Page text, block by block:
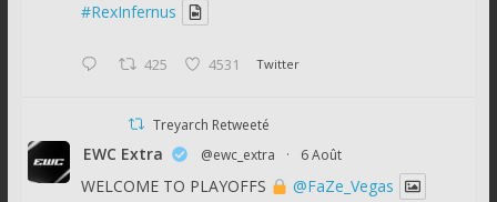
#RexInfernus
425 4531 Twitter
Treyarch Retweeté
EWC Extra @ewc_extra · 6 Août
WELCOME TO PLAYOFFS @FaZe_Vegas